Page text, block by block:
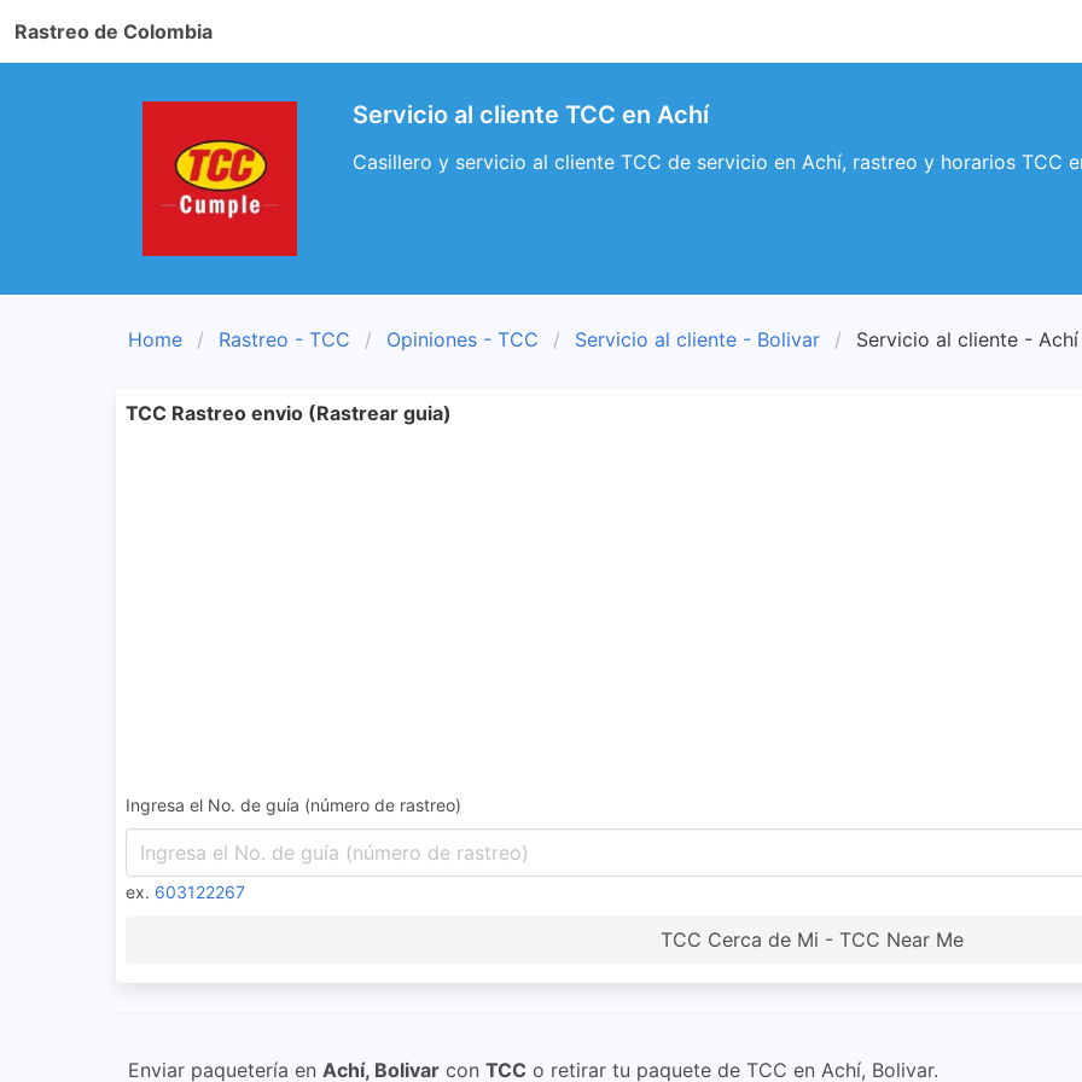
Rastreo de Colombia
Servicio al cliente TCC en Achí
Casillero y servicio al cliente TCC de servicio en Achí, rastreo y horarios TCC
Home Rastreo - TCC Opiniones - TCC Servicio al cliente - Bolivar Servicio al cliente - Achí
TCC Rastreo envio (Rastrear guia)
Ingresa el No. de guía (número de rastreo)
ex. 603122267
TCC Cerca de Mi - TCC Near Me
Enviar paquetería en Achí, Bolivar con TCC o retirar tu paquete de TCC en Achí, Bolivar.